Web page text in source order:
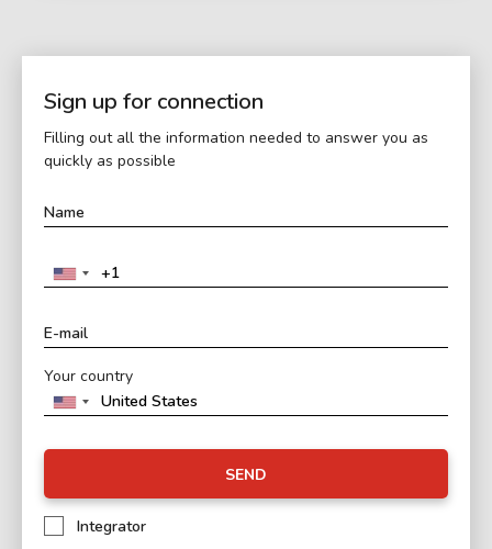
Sign up for connection
Filling out all the information needed to answer you as
quickly as possible
Your country
SEND
Integrator